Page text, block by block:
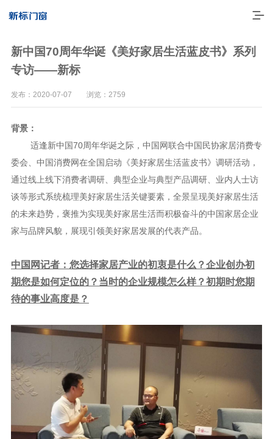
高端门窗
门窗实力派
理想生活
加盟合作
品牌资讯
新中国70周年华诞《美好家居生活蓝皮书》系列
专访——新标
发布：2020-07-07 浏览：2759
背景：
适逢新中国70周年华诞之际，中国网联合中国民协家居消费专
委会、中国消费网在全国启动《美好家居生活蓝皮书》调研活动，
通过线上线下消费者调研、典型企业与典型产品调研、业内人士访
谈等形式系统梳理美好家居生活关键要素，全景呈现美好家居生活
的未来趋势，褒推为实现美好家居生活而积极奋斗的中国家居企业
家与品牌风貌，展现引领美好家居发展的代表产品。
中国网记者：您选择家居产业的初衷是什么？企业创办初
期您是如何定位的？当时的企业规模怎么样？初期时您期
待的事业高度是？